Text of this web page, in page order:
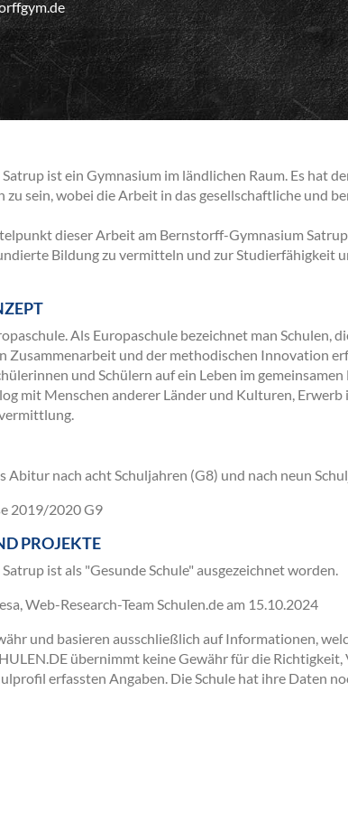
ist ein Gymnasium im ländlichen Raum. Es hat
sein, wobei die Arbeit in das gesellschaftliche und
dieser Arbeit am Bernstorff-Gymnasium
Bildung zu vermitteln und zur Studierfähigkeit
Als Europaschule bezeichnet man Schulen,
Zusammenarbeit und der methodischen Innovation
und Schülern auf ein Leben im
mit Menschen anderer Länder und Kulturen,
Abitur nach acht Schuljahren (G8) und nach neun
2019/2020 G9
PROJEKTE
ist als "Gesunde Schule" ausgezeichnet worden.
Web-Research-Team Schulen.de am 15.10.2024
und basieren ausschließlich auf Informationen,
übernimmt keine Gewähr für die
erfassten Angaben. Die Schule hat ihre Daten